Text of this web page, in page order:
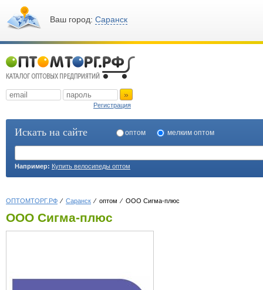
Ваш город: Саранск
»
Регистрация
Искать на сайте оптом мелким оптом
Например: Купить велосипеды оптом
ОПТОМТОРГ.РФ Саранск оптом ООО Сигма-плюс
ООО Сигма-плюс